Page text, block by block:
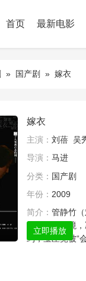
首页 最新电影
» 国产剧 » 嫁衣
嫁衣
主演： 刘蓓 吴
导演： 马进
分类： 国产剧
年份： 2009
简介： 管静竹
成费扭转窘境
约，宝匣竟被“
立即播放